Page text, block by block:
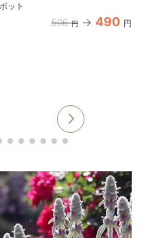
ット
506 円 490 円